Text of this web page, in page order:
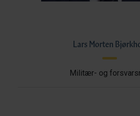
Lars Morten
Militær- og